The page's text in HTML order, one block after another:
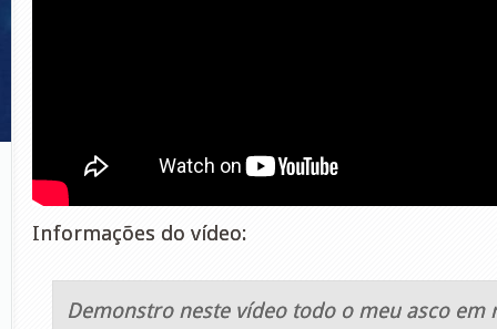
Informações do vídeo:
Demonstro neste vídeo todo o meu asco em